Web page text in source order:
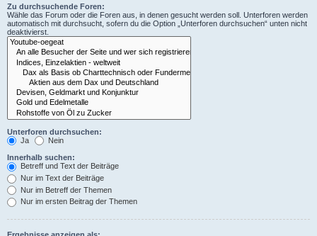
Zu durchsuchende Foren:
Wähle das Forum oder die Foren aus, in denen gesucht werden soll. Unterforen werden
automatisch mit durchsucht, sofern du die Option „Unterforen durchsuchen“ unten nicht
deaktivierst.
Unterforen durchsuchen:
Ja
Nein
Innerhalb suchen:
Betreff und Text der Beiträge
Nur im Text der Beiträge
Nur im Betreff der Themen
Nur im ersten Beitrag der Themen